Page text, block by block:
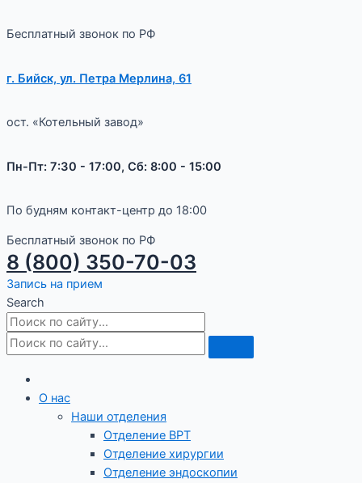
Бесплатный звонок по РФ
г. Бийск, ул. Петра Мерлина, 61
ост. «Котельный завод»
Пн-Пт: 7:30 - 17:00, Сб: 8:00 - 15:00
По будням контакт-центр до 18:00
Бесплатный звонок по РФ
8 (800) 350-70-03
Запись на прием
Search
О нас
Наши отделения
Отделение ВРТ
Отделение хирургии
Отделение эндоскопии